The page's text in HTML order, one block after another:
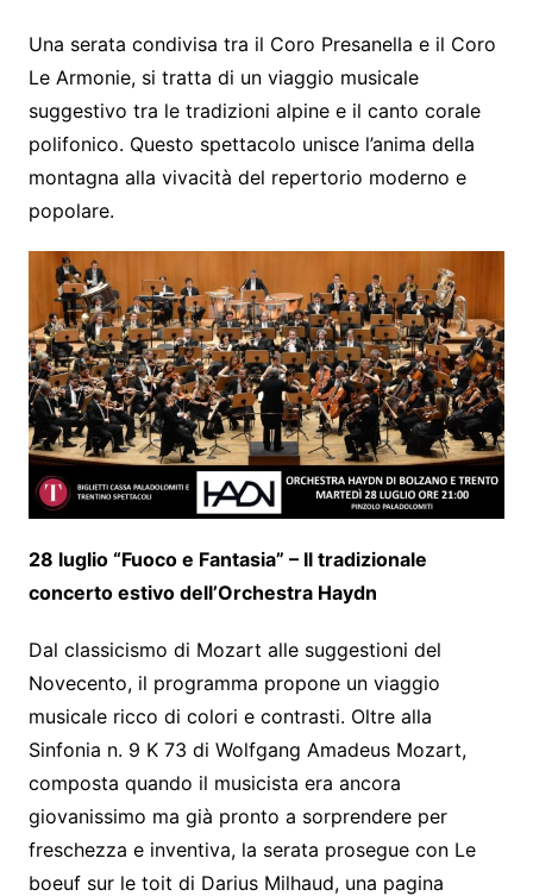
Una serata condivisa tra il Coro Presanella e il Coro
Le Armonie, si tratta di un viaggio musicale
suggestivo tra le tradizioni alpine e il canto corale
polifonico. Questo spettacolo unisce l’anima della
montagna alla vivacità del repertorio moderno e
popolare.
28 luglio “Fuoco e Fantasia” – Il tradizionale
concerto estivo dell’Orchestra Haydn
Dal classicismo di Mozart alle suggestioni del
Novecento, il programma propone un viaggio
musicale ricco di colori e contrasti. Oltre alla
Sinfonia n. 9 K 73 di Wolfgang Amadeus Mozart,
composta quando il musicista era ancora
giovanissimo ma già pronto a sorprendere per
freschezza e inventiva, la serata prosegue con Le
boeuf sur le toit di Darius Milhaud, una pagina